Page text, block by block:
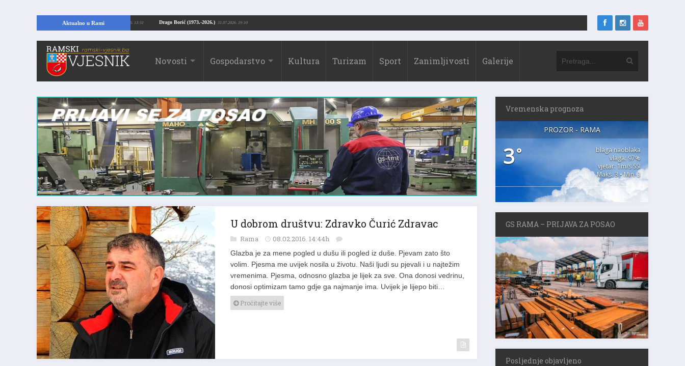
Aktualno u Rami Drago Borić (1973.-2026.) 31.07.2026. 19:10
temelje kuće, pronašao vrijedne arheološke ostatke 24.07.2026. 13:51
Novosti Gospodarstvo Kultura Turizam Sport Zanimljivosti Galerije
U dobrom društvu: Zdravko Čurić Zdravac
Rama 08.02.2016. 14:44h
Glazba je za mene pogled u dušu ili pogled iz duše. Pjevam zato što
volim. Pjesma me uvijek nosila u životu. Naši ljudi su pjevali i u najtežim
vremenima. Pjesma, odnosno glazba je lijek za sve. Ona donosi vedrinu,
donosi optimizam tamo gdje ga najmanje ima. Uvijek je lijepo biti…
Pročitajte više
Vremenska prognoza
PROZOR - RAMA
3°
blaga naoblaka
vlaga: 97%
vjetar: 1m/s SSI
Maks. 3 • Min. 3
GS RAMA – PRIJAVA ZA POSAO
Posljednje objavljeno